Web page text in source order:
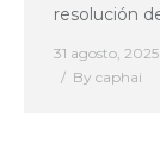
resolución
31 agosto, 2025
By caphai